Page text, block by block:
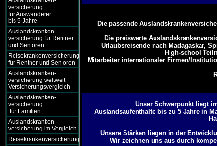
versicherung
für Auswanderer
bis 5 Jahre
Auslandskranken-
versicherung für Rentner
und Senioren
Reisekrankenversicherung
für Rentner und Senioren
Auslandskranken-
versicherung weltweit
Versicherungsvergleich
Auslandskranken-
versicherung
für Familien
Auslandskranken-
versicherung im Vergleich
Reisekrankenversicherung
Die passende
Die preiswerte
Urlaubsreisende nach Madagaskar,
High-school
Mitarbeiter internationaler Firmen/
Unser Schwerpunkt liegt
Auslandsaufenthalte bis zu 5 Jahre in
Unsere Stärken liegen in der
Wir zeichnen uns aus durch